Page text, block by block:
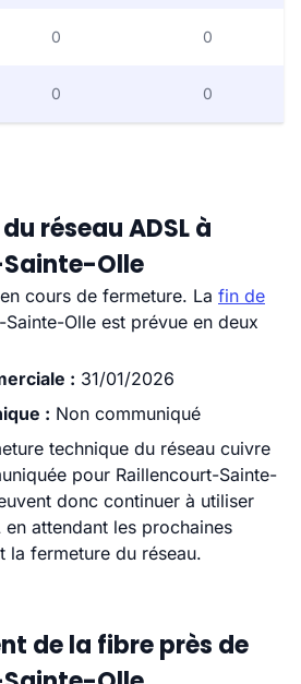
0 0
0 0
réseau ADSL à
Olle
cours de fermeture. La fin de
Olle est prévue en deux
: 31/01/2026
: Non communiqué
technique du réseau cuivre
pour Raillencourt-Sainte-
donc continuer à utiliser
en attendant les prochaines
la fermeture du réseau.
de la fibre près de